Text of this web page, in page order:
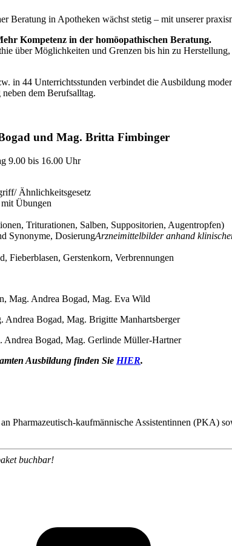
Beratung in Apotheken wächst stetig – mit unserer
Kompetenz in der homöopathischen Beratung.
über Möglichkeiten und Grenzen bis hin zu
in 44 Unterrichtsstunden verbindet die Ausbildung
dem Berufsalltag.
und Mag. Britta Fimbinger
9.00 bis 16.00 Uhr
Ähnlichkeitsgesetz
Übungen
Triturationen, Salben, Suppositorien, Augentropfen)
Synonyme, DosierungArzneimittelbilder anhand
Fieberblasen, Gerstenkorn, Verbrennungen
Mag. Andrea Bogad, Mag. Eva Wild
Andrea Bogad, Mag. Brigitte Manhartsberger
Bogad, Mag. Gerlinde Müller-Hartner
Ausbildung finden Sie HIER.
Pharmazeutisch-kaufmännische Assistentinnen (PKA)
buchbar!